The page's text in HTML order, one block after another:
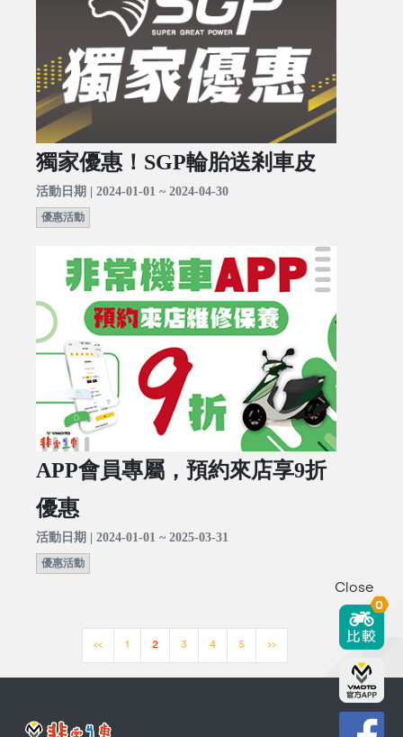
獨家優惠！SGP輪胎送剎車皮
活動日期 | 2024-01-01 ~ 2024-04-30
優惠活動
APP會員專屬，預約來店享9折
優惠
活動日期 | 2024-01-01 ~ 2025-03-31
優惠活動
<< 1 2 3 4 5 >>
Close
0